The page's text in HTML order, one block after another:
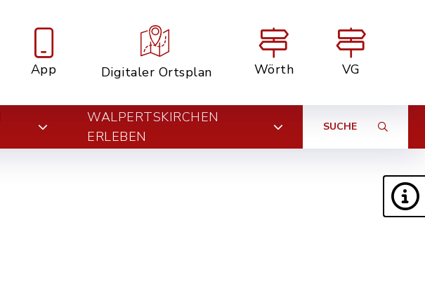
App Digitaler Ortsplan Wörth VG
WALPERTSKIRCHEN
ERLEBEN
SUCHE